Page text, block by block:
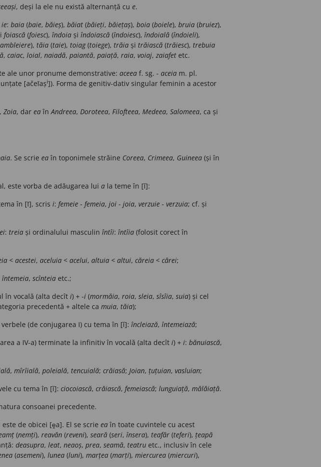
, deși la ele nu există alternanță cu e.
ie: baia (baie, băieș), băiat (băieți, băiețaș), boia (boiele), bruia (bruiez),
foiască (foiesc), îndoia și îndoiască (îndoiesc), îndoială (îndoieli),
), tăia (taie), toiag(toiege), trăia și trăiască (trăiesc), trebuia
, caiac, loial, naiadă, paiantă, paiață, raia, voiaj, zaiafet etc.
ale unor pronume demonstrative: aceea f. sg. - aceia m. pl.
[ačeǐași]). Forma de genitiv-dativ singular feminin a acestor
, Zoia, dar eaînAndreea, Doroteea, Filofteea, Medeea, Salomeea, ca și
. Se scrie eaîn toponimele străine Coreea, Crimeea, Guineea (și în
este vorba de adăugarea lui a la teme în [ĭ]:
în [ǐ], scris i: femeie - femeia, joi - joia, verzuie - verzuia; cf. și
: treia și ordinalului masculin întîi: întîia (folosit corect în
< acestei, aceluia < acelui, altuia < altui, căreia < cărei;
întemeia, scînteia etc.;
în vocală (alta decît i) + -i (mormăia, roia, sleia, sîsîia, suia) și cel
precedentă + altele ca muia, tăia);
(de conjugarea I) cu tema în [ĭ]: încleiază, întemeiază;
a IV-a) terminate la infinitiv în vocală (alta decît i) + i: bănuiască,
, mîrîială, poleială, tencuială; crăiasă; Joian, țuțuian, vasluian;
cu tema în [ĭ]: ciocoiască, crăiască, femeiască; lunguiață, mălăiață.
consoanei precedente.
de obicei [ḙa]. El se scrie eaîn toate cuvintele cu acest
(nemți), reavăn (reveni), seară (seri, însera), teafăr (teferi), țeapă
deasupra, leat, neaoș, prea, seamă, teatru etc., inclusiv în cele
(asemeni), lunea (luni), marțea (marți), miercurea (miercuri),